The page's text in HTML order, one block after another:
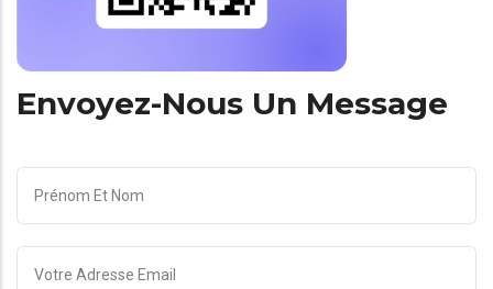
Envoyez-Nous Un Message
PRÉNOM
NOM